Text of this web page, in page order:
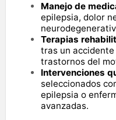
Manejo de
epilepsia, dolor
Terapias
tras un
trastornos del
Intervenciones
seleccionados
epilepsia o
avanzadas.